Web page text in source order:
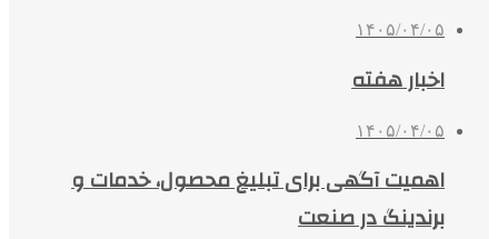
۱۴۰۵/۰۴/۰۵
اخبار هفته
۱۴۰۵/۰۴/۰۵
اهمیت آگهی برای تبلیغ محصول، خدمات و
برندینگ در صنعت